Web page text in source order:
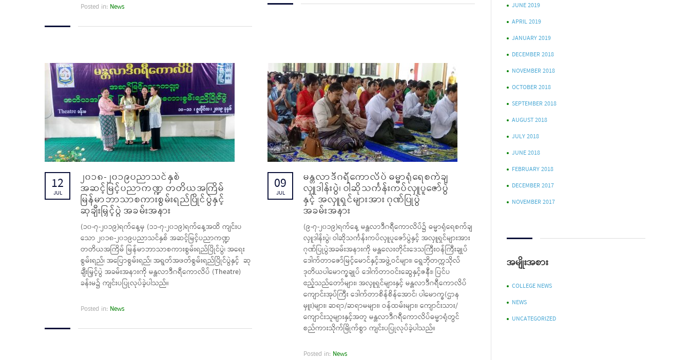
Posted in: News
12
JUL
၂၀၁၈-၂၀၁၉ပညာသင်နှစ်
အဆင့်မြင့်ပညာကဏ္ဍ တတိယအကြိမ်
မြန်မာဘာသာစကားစွမ်းရည်ပြိုင်ပွဲနှင့်
ဆုချီးမြှင့်ပွဲ အခမ်းအနား
(၁၀-၇-၂၀၁၉)ရက်နေ့မှ (၁၁-၇-၂၀၁၉)ရက်နေ့အထိ ကျင်းပ
သော ၂၀၁၈-၂၀၁၉ပညာသင်နှစ် အဆင့်မြင့်ပညာကဏ္ဍ
တတိယအကြိမ် မြန်မာဘာသာစကားစွမ်းရည်ပြိုင်ပွဲ၊ အရေး
စွမ်းရည်၊ အပြောစွမ်းရည်၊ အရွတ်အဖတ်စွမ်းရည်ပြိုင်ပွဲနှင့် ဆု
ချီးမြှင့်ပွဲ အခမ်းအနားကို မန္တလာဒီဂရီကောလိပ် (Theatre)
ခန်းမ၌ ကျင်းပပြုလုပ်ခဲ့ပါသည်။
Posted in: News
09
JUL
မန္တလာဒီဂရီကောလိပ် ဓမ္မာရုံရေစက်ချ
လှူဒါန်းပွဲ၊ ဝါဆိုသင်္ကန်းကပ်လှူပူဇော်ပွဲ
နှင့် အလှူရှင်များအား ဂုဏ်ပြုပွဲ
အခမ်းအနား
(၉-၇-၂၀၁၉)ရက်နေ့ မန္တလာဒီဂရီကောလိပ်၌ ဓမ္မာရုံရေစက်ချ
လှူဒါန်းပွဲ၊ ဝါဆိုသင်္ကန်းကပ်လှူပူဇော်ပွဲနှင့် အလှူရှင်များအား
ဂုဏ်ပြုပွဲအခမ်းအနားကို မန္တလေးတိုင်းဒေသကြီးဝန်ကြီးချုပ်
ဒေါက်တာဇော်မြင့်မောင်နှင့်အဖွဲ့ဝင်များ၊ ရွှေဘိုတက္ကသိုလ်
ဒုတိယပါမောက္ခချုပ် ဒေါက်တာဝင်းဆွေနှင့်ဇနီး၊ ပြင်ပ
ဧည့်သည်တော်များ၊ အလှူရှင်များနှင့် မန္တလာဒီဂရီကောလိပ်
ကျောင်းအုပ်ကြီး ဒေါက်တာစိန်စိန်အောင်၊ ပါမောက္ခ(ဌာန
မှူး)များ၊ ဆရာ/ဆရာမများ၊ ဝန်ထမ်းများ၊ ကျောင်းသား/
ကျောင်းသူများနှင့်အတူ မန္တလာဒီဂရီကောလိပ်ဓမ္မာရုံတွင်
စည်ကားသိုက်မြိုက်စွာ ကျင်းပပြုလုပ်ခဲ့ပါသည်။
Posted in: News
JUNE 2019
APRIL 2019
JANUARY 2019
DECEMBER 2018
NOVEMBER 2018
OCTOBER 2018
SEPTEMBER 2018
AUGUST 2018
JULY 2018
JUNE 2018
FEBRUARY 2018
DECEMBER 2017
NOVEMBER 2017
အမျိုးအစား
COLLEGE NEWS
NEWS
UNCATEGORIZED